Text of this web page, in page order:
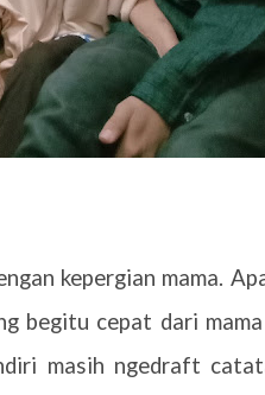
kepergian mama.
begitu cepat dari
masih ngedraft